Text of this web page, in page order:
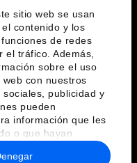
sitio web se usan
contenido y los
de redes
el tráfico. Además,
sobre el uso
con nuestros
publicidad y
pueden
información que les
o que hayan
uso que haya